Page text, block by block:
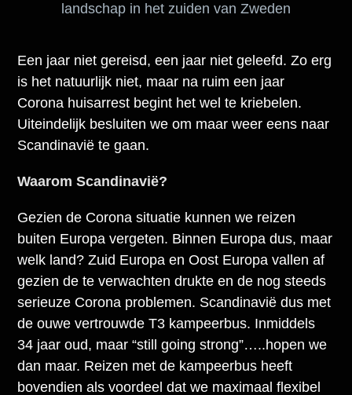
landschap in het zuiden van Zweden
Een jaar niet gereisd, een jaar niet geleefd. Zo erg
is het natuurlijk niet, maar na ruim een jaar
Corona huisarrest begint het wel te kriebelen.
Uiteindelijk besluiten we om maar weer eens naar
Scandinavië te gaan.
Waarom Scandinavië?
Gezien de Corona situatie kunnen we reizen
buiten Europa vergeten. Binnen Europa dus, maar
welk land? Zuid Europa en Oost Europa vallen af
gezien de te verwachten drukte en de nog steeds
serieuze Corona problemen. Scandinavië dus met
de ouwe vertrouwde T3 kampeerbus. Inmiddels
34 jaar oud, maar “still going strong”…..hopen we
dan maar. Reizen met de kampeerbus heeft
bovendien als voordeel dat we maximaal flexibel